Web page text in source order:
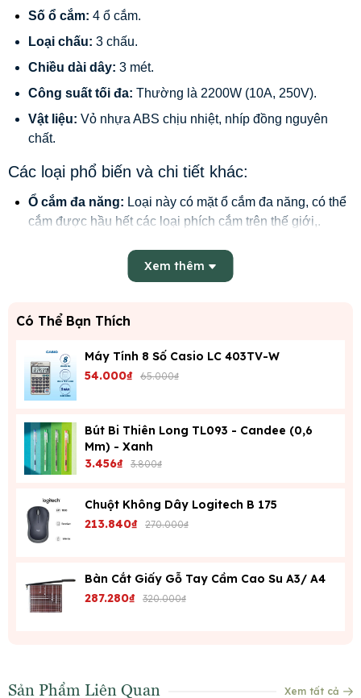
Số ổ cắm: 4 ổ cắm.
Loại chấu: 3 chấu.
Chiều dài dây: 3 mét.
Công suất tối đa: Thường là 2200W (10A, 250V).
Vật liệu: Vỏ nhựa ABS chịu nhiệt, nhíp đồng nguyên
chất.
Các loại phổ biến và chi tiết khác:
Ổ cắm đa năng: Loại này có mặt ổ cắm đa năng, có thể
cắm được hầu hết các loại phích cắm trên thế giới,.
Ổ cắm có tiếp đất (nối đất):Một số model như
4DND3.3.10 có 3 lõi dây và tiết diện dây 2x0.75mm (có
Ổ cắm không tiếp đất:
dây và tiết diện dây 2x0.75mm.
Màu sắc:
Mặt ổ cắm có thể có nhiều màu khác nhau để
dễ phân biệt, vỏ ổ cắm màu đen hoặc màu tùy theo
model.
Nắp che:
người dùng.
Xem thêm
Có Thể Bạn Thích
Máy Tính 8 Số Casio LC 403TV-W
54.000₫ 65.000₫
Bút Bi Thiên Long TL093 - Candee (0,6
Mm) - Xanh
3.456₫ 3.800₫
Chuột Không Dây Logitech B 175
213.840₫ 270.000₫
Bàn Cắt Giấy Gỗ Tay Cầm Cao Su A3/ A4
287.280₫ 320.000₫
Sản Phẩm Liên Quan Xem tất cả